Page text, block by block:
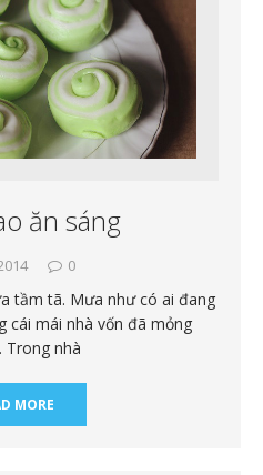
ăn sáng
0
tầm tã. Mưa như có ai đang
cái mái nhà vốn đã mỏng
nhà
MORE